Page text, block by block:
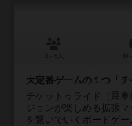
大定番ゲームの１つ「
チケットゥライド（乗
ジョンが楽しめる拡張
を繋いでいくボードゲ